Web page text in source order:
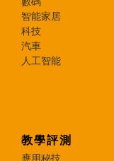
智能家居
科技
汽車
人工智能
教學評測
應用秘技